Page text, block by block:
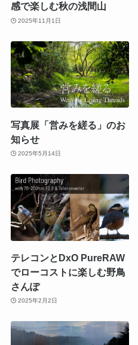
感で楽しむ秋の浅間山
2025年11月1日
写真展「営みを縒る」のお
知らせ
2025年5月14日
テレコンとDxO PureRAW
でローコストに楽しむ野鳥
さんぽ
2025年2月2日